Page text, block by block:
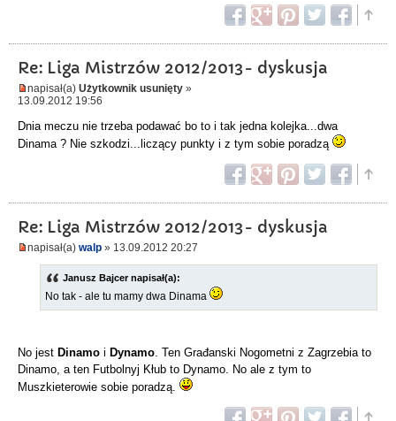
Re: Liga Mistrzów 2012/2013- dyskusja
napisał(a) Użytkownik usunięty »
13.09.2012 19:56
Dnia meczu nie trzeba podawać bo to i tak jedna kolejka...dwa
Dinama ? Nie szkodzi...liczący punkty i z tym sobie poradzą
Re: Liga Mistrzów 2012/2013- dyskusja
napisał(a) walp » 13.09.2012 20:27
Janusz Bajcer napisał(a):
No tak - ale tu mamy dwa Dinama
No jest Dinamo i Dynamo. Ten Građanski Nogometni z Zagrzebia to
Dinamo, a ten Futbolnyj Kłub to Dynamo. No ale z tym to
Muszkieterowie sobie poradzą.